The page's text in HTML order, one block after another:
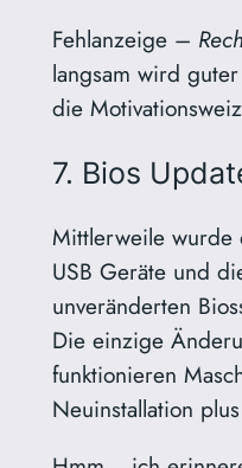
Fehlanzeige –
langsam wird
die
7. Bios
Mittlerweile wurde
USB Geräte und
unveränderten
Die einzige
funktionieren
Neuinstallation